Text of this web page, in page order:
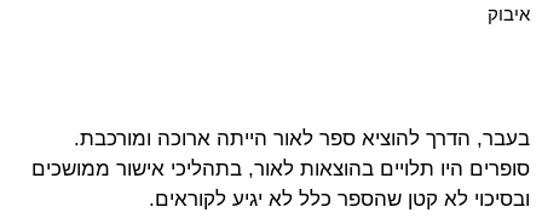
איבוק
בעבר, הדרך להוציא ספר לאור הייתה ארוכה ומורכבת.
סופרים היו תלויים בהוצאות לאור, בתהליכי אישור ממושכים
ובסיכוי לא קטן שהספר כלל לא יגיע לקוראים.